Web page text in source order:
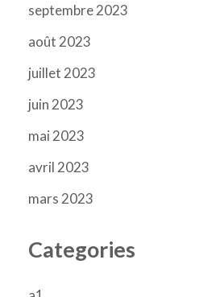
septembre 2023
août 2023
juillet 2023
juin 2023
mai 2023
avril 2023
mars 2023
Categories